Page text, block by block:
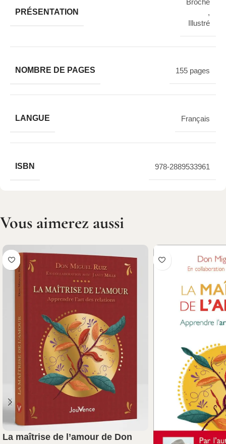
PRÉSENTATION
Broché
,
Illustré
NOMBRE DE PAGES 155 pages
LANGUE Français
ISBN 978-2889533961
Vous aimerez aussi
La maîtrise de l’amour de Don